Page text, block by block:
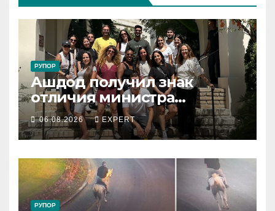
РУПОР
Ашдод получил знак
отличия министра
обороны за поддержку
резервистов
06.08.2026 EXPERT
РУПОР